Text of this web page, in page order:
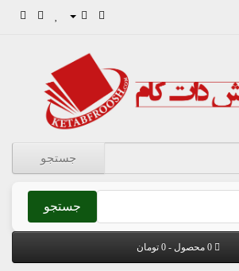
جستجو
جستجو
0 محصول - 0 تومان